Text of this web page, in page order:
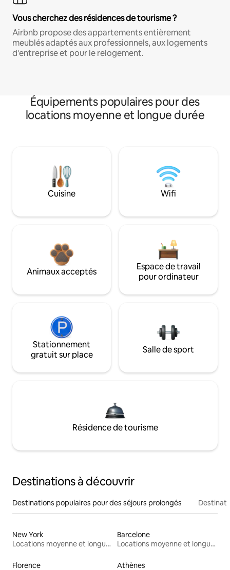
Vous cherchez des résidences de tourisme ?
Airbnb propose des appartements entièrement
meublés adaptés aux professionnels, aux logements
d'entreprise et pour le relogement.
Équipements populaires pour des
locations moyenne et longue durée
Cuisine Wifi
Animaux acceptés
Espace de travail
pour ordinateur
Stationnement
gratuit sur place
Salle de sport
Résidence de tourisme
Destinations à découvrir
Destinations populaires pour des séjours prolongés
New York
Locations moyenne et longue durée
Barcelone
Locations moyenne et longue durée
Florence Athènes